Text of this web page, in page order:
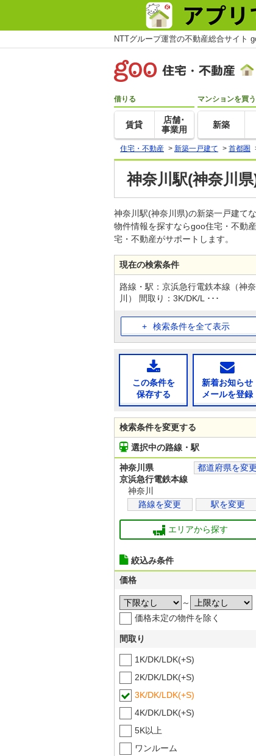
NTTグループ運営の不動産総合サイト
借りる
賃貸
店舗･
事業用
マンションを買う
新築
住宅・不動産 > 新築一戸建て > 首都圏
神奈川駅(神奈川
神奈川駅(神奈川県)の新築一戸建て
物件情報を探すならgoo住宅・不動
宅・不動産がサポートします。
現在の検索条件
路線・駅：京浜急行電鉄本線（神奈
川） 間取り：3K/DK/L ･･･
検索条件を全て表示
この条件を
保存する
新着お知らせ
メールを登録
検索条件を変更する
選択中の路線・駅
神奈川県
都道府県を変更
京浜急行電鉄本線
神奈川
路線を変更
駅を変更
エリアから探す
絞込み条件
価格
～
価格未定の物件を除く
間取り
1K/DK/LDK(+S)
2K/DK/LDK(+S)
3K/DK/LDK(+S)
4K/DK/LDK(+S)
5K以上
ワンルーム